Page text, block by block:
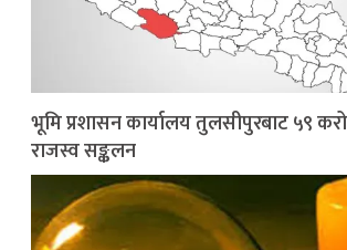
भूमि प्रशासन कार्यालय तुलसीपुरबाट ५९
राजस्व सङ्कलन